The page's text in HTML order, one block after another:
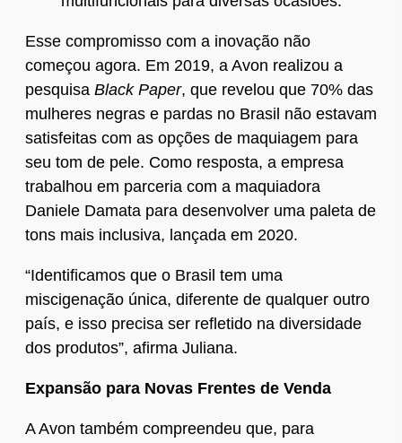
Esse compromisso com a inovação não
começou agora. Em 2019, a Avon realizou a
pesquisa Black Paper, que revelou que 70% das
mulheres negras e pardas no Brasil não estavam
satisfeitas com as opções de maquiagem para
seu tom de pele. Como resposta, a empresa
trabalhou em parceria com a maquiadora
Daniele Damata para desenvolver uma paleta de
tons mais inclusiva, lançada em 2020.
“Identificamos que o Brasil tem uma
miscigenação única, diferente de qualquer outro
país, e isso precisa ser refletido na diversidade
dos produtos”, afirma Juliana.
Expansão para Novas Frentes de Venda
A Avon também compreendeu que, para